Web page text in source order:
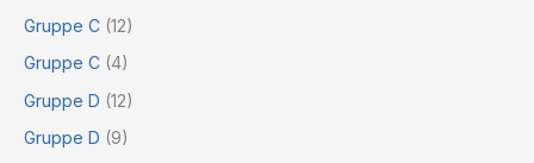
Gruppe C (12)
Gruppe C (4)
Gruppe D (12)
Gruppe D (9)